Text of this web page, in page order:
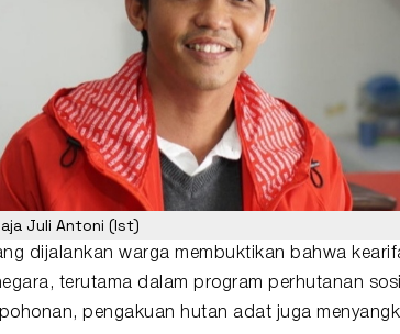
Juli Antoni (Ist)
dijalankan warga membuktikan bahwa
terutama dalam program perhutanan
pengakuan hutan adat juga